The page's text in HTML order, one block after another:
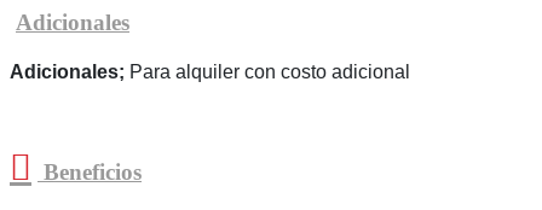
Adicionales
Adicionales; Para alquiler con costo adicional
Beneficios